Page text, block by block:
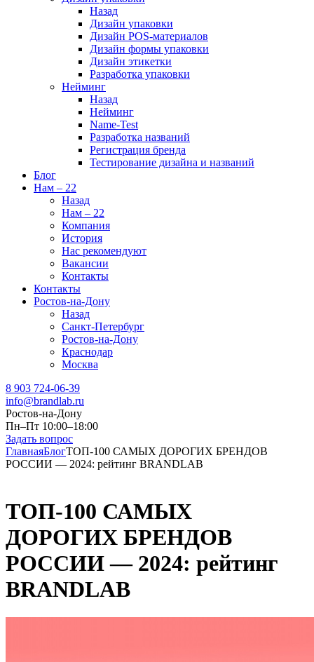
Назад
Дизайн упаковки
Дизайн POS-материалов
Дизайн формы упаковки
Дизайн этикетки
Разработка упаковки
Нейминг
Назад
Нейминг
Name-Test
Разработка названий
Регистрация бренда
Тестирование дизайна и названий
Блог
Нам – 22
Назад
Нам – 22
Компания
История
Нас рекомендуют
Вакансии
Контакты
Контакты
Ростов-на-Дону
Назад
Санкт-Петербург
Ростов-на-Дону
Краснодар
Москва
8 903 724-06-39
info@brandlab.ru
Ростов-на-Дону
Пн–Пт 10:00–18:00
Задать вопрос
ГлавнаяБлогТОП-100 САМЫХ ДОРОГИХ БРЕНДОВ
РОССИИ — 2024: рейтинг BRANDLAB
ТОП-100 САМЫХ
ДОРОГИХ БРЕНДОВ
РОССИИ — 2024: рейтинг
BRANDLAB